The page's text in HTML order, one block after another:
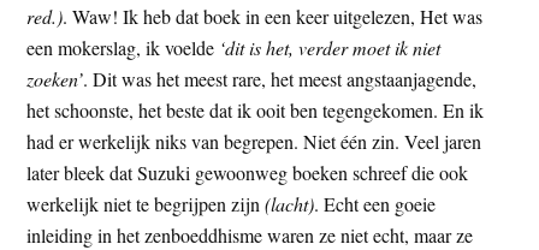
red.). Waw! Ik heb dat boek in een keer uitgelezen, Het was
een mokerslag, ik voelde ‘dit is het, verder moet ik niet
zoeken’. Dit was het meest rare, het meest angstaanjagende,
het schoonste, het beste dat ik ooit ben tegengekomen. En ik
had er werkelijk niks van begrepen. Niet één zin. Veel jaren
later bleek dat Suzuki gewoonweg boeken schreef die ook
werkelijk niet te begrijpen zijn(lacht). Echt een goeie
inleiding in het zenboeddhisme waren ze niet echt, maar ze